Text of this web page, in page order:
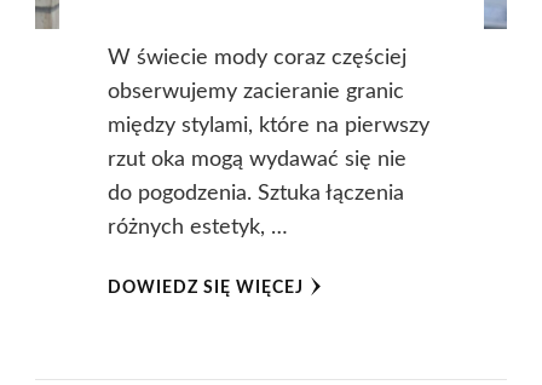
W świecie mody coraz częściej
obserwujemy zacieranie granic
między stylami, które na pierwszy
rzut oka mogą wydawać się nie
do pogodzenia. Sztuka łączenia
różnych estetyk, …
DOWIEDZ SIĘ WIĘCEJ